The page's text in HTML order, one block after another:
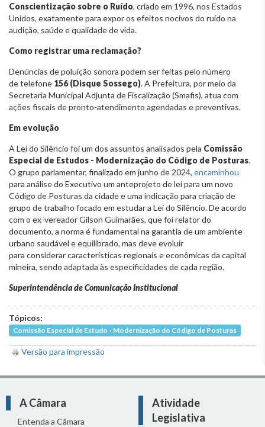
Conscientização sobre o Ruído, criado em 1996, nos Estados
Unidos, exatamente para expor os efeitos nocivos do ruído na
audição, saúde e qualidade de vida.
Como registrar uma reclamação?
Denúncias de poluição sonora podem ser feitas pelo número
de telefone 156 (Disque Sossego). A Prefeitura, por meio da
Secretaria Municipal Adjunta de Fiscalização (Smafis), atua com
ações fiscais de pronto-atendimento agendadas e preventivas.
Em evolução
A Lei do Silêncio foi um dos assuntos analisados pela Comissão
Especial de Estudos - Modernização do Código de Posturas.
O grupo parlamentar, finalizado em junho de 2024, encaminhou
para análise do Executivo um anteprojeto de lei para um novo
Código de Posturas da cidade e uma indicação para criação de
grupo de trabalho focado em estudar a Lei do Silêncio. De acordo
com o ex-vereador Gilson Guimarães, que foi relator do
documento, a norma é fundamental na garantia de um ambiente
urbano saudável e equilibrado, mas deve evoluir
para considerar características regionais e econômicas da capital
mineira, sendo adaptada às especificidades de cada região.
Superintendência de Comunicação Institucional
Tópicos:
Comissão Especial de Estudo - Modernização do Código de Posturas
Versão para impressão
A Câmara
Entenda a Câmara
Atividade
Legislativa